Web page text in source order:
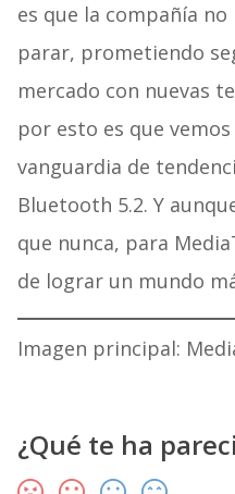
es que la compañía
parar, prometiendo
mercado con nuevas
por esto es que
vanguardia de
Bluetooth 5.2. Y
que nunca, para
de lograr un mundo
Imagen principal:
¿Qué te ha